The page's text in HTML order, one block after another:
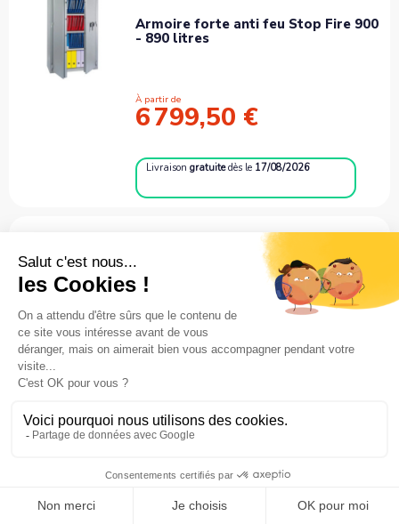
Armoire forte anti feu Stop Fire 900
- 890 litres
À partir de
6 799,50 €
Livraisongratuite dès le 17/08/2026
Armoire forte anti feu Paper Fire
110 - 110 litres
À partir de
Livraisongratuite dès le17/08/2026